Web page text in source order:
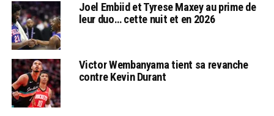
Joel Embiid et Tyrese Maxey au prime de
leur duo… cette nuit et en 2026
Victor Wembanyama tient sa revanche
contre Kevin Durant